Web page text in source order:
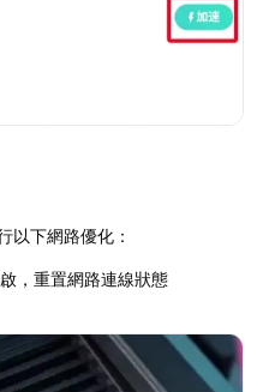
以下網路優化：
，重置網路連線狀態